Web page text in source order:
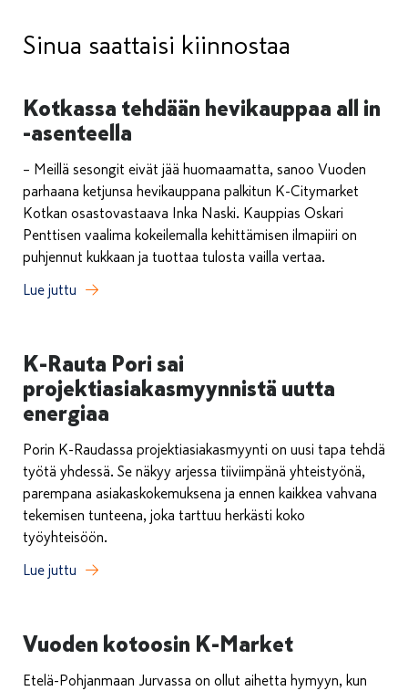
Sinua saattaisi kiinnostaa
Kotkassa tehdään hevikauppaa all in
-asenteella
– Meillä sesongit eivät jää huomaamatta, sanoo Vuoden
parhaana ketjunsa hevikauppana palkitun K-Citymarket
Kotkan osastovastaava Inka Naski. Kauppias Oskari
Penttisen vaalima kokeilemalla kehittämisen ilmapiiri on
puhjennut kukkaan ja tuottaa tulosta vailla vertaa.
Lue juttu
K-Rauta Pori sai
projektiasiakasmyynnistä uutta
energiaa
Porin K-Raudassa projektiasiakasmyynti on uusi tapa tehdä
työtä yhdessä. Se näkyy arjessa tiiviimpänä yhteistyönä,
parempana asiakaskokemuksena ja ennen kaikkea vahvana
tekemisen tunteena, joka tarttuu herkästi koko
työyhteisöön.
Lue juttu
Vuoden kotoosin K-Market
Etelä-Pohjanmaan Jurvassa on ollut aihetta hymyyn, kun